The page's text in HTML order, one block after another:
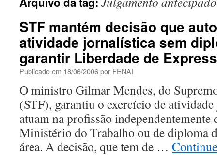
STF mantém decisão que
atividade jornalística sem
garantir Liberdade de
Publicado em 18/06/2006por FENAI
O ministro Gilmar Mendes, do
(STF), garantiu o exercício de
atuam na profissão independentemente
Ministério do Trabalho ou de diploma
área. A decisão, que tem de …